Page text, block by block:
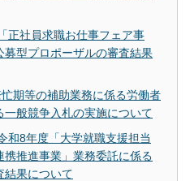
正社員求職お仕事フェア事
型プロポーザルの審査結果
期等の補助業務に係る労働者
般競争入札の実施について
和8年度「⼤学就職⽀援担当
推進事業」業務委託に係る
結果について